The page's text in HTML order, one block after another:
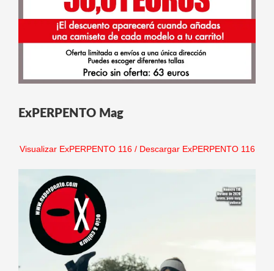
ExPERPENTO Mag
Visualizar ExPERPENTO 116/ Descargar ExPERPENTO 116